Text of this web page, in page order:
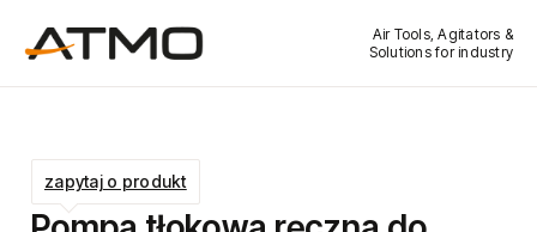
Air Tools, Agitators &
Solutions for industry
zapytaj o produkt